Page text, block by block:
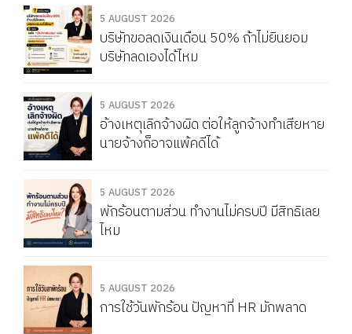
Service Charge แบบนี้ผิดกฎหมายไหม
5 AUGUST 2026
บริษัทขอลดเงินเดือน 50% ถ้าไม่ยินยอม
บริษัทลดเองได้ไหม
5 AUGUST 2026
อ้างเหตุเลิกจ้างผิด ต่อให้ลูกจ้างทำเสียหาย
นายจ้างก็อาจแพ้คดีได้
5 AUGUST 2026
พักร้อนตามส่วน ทำงานไม่ครบปี มีสิทธิเลย
ไหม
5 AUGUST 2026
การใช้วันพักร้อน ปัญหาที่ HR มักพลาด